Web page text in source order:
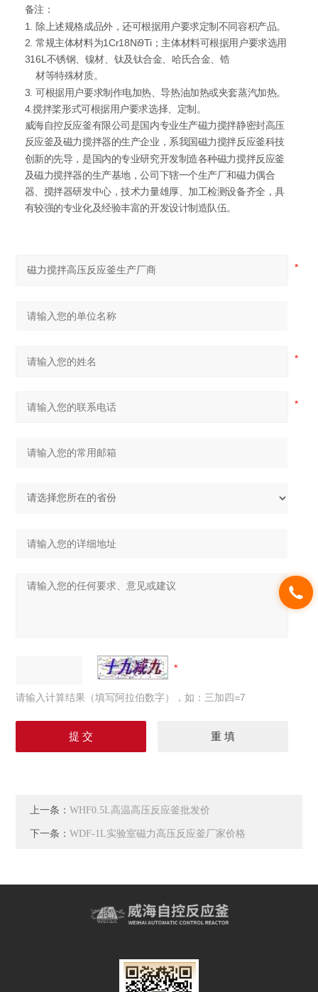
备注：
1. 除上述规格成品外，还可根据用户要求定制不同容积产品。
2. 常规主体材料为1Cr18Ni9Ti；主体材料可根据用户要求选用
316L不锈钢、镍材、钛及钛合金、哈氏合金、锆
材等特殊材质。
3. 可根据用户要求制作电加热、导热油加热或夹套蒸汽加热。
4.搅拌桨形式可根据用户要求选择、定制。
威海自控反应釜有限公司是国内专业生产磁力搅拌静密封高压
反应釜及磁力搅拌器的生产企业，系我国磁力搅拌反应釜科技
创新的先导，是国内的专业研究开发制造各种磁力搅拌反应釜
及磁力搅拌器的生产基地，公司下辖一个生产厂和磁力偶合
器、搅拌器研发中心，技术力量雄厚、加工检测设备齐全，具
有较强的专业化及经验丰富的开发设计制造队伍。
请输入计算结果（填写阿拉伯数字），如：三加四=7
上一条：WHF0.5L高温高压反应釜批发价
下一条：WDF-1L实验室磁力高压反应釜厂家价格